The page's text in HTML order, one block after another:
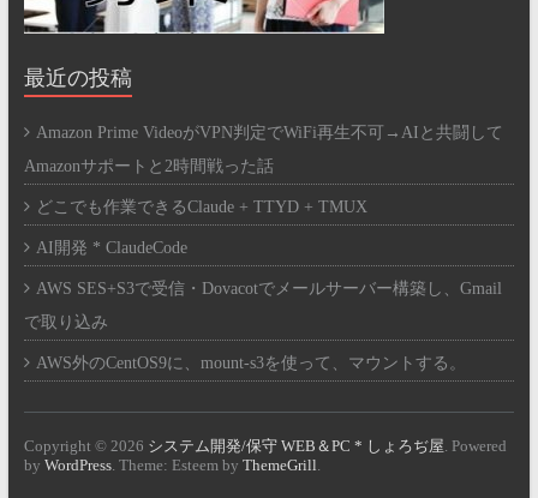
最近の投稿
Amazon Prime VideoがVPN判定でWiFi再生不可→AIと共闘して
Amazonサポートと2時間戦った話
どこでも作業できるClaude + TTYD + TMUX
AI開発 * ClaudeCode
AWS SES+S3で受信・Dovacotでメールサーバー構築し、Gmail
で取り込み
AWS外のCentOS9に、mount-s3を使って、マウントする。
Copyright © 2026 システム開発/保守 WEB＆PC * しょろぢ屋 . Powered
by WordPress. Theme: Esteem by ThemeGrill